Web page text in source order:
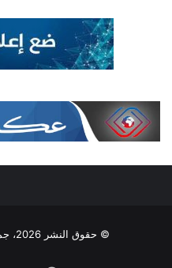
© حقوق النشر 2026، جميع الحقوق محفوظة |